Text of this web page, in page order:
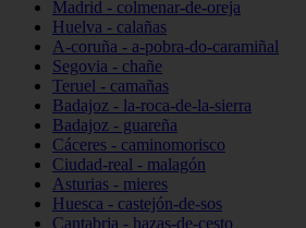
Madrid - colmenar-de-oreja
Huelva - calañas
A-coruña - a-pobra-do-caramiñal
Segovia - chañe
Teruel - camañas
Badajoz - la-roca-de-la-sierra
Badajoz - guareña
Cáceres - caminomorisco
Ciudad-real - malagón
Asturias - mieres
Huesca - castejón-de-sos
Cantabria - hazas-de-cesto